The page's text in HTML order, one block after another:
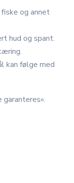
og annet
hud og spant.
kan følge med
garanteres».